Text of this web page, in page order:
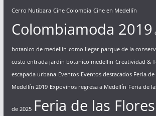
Cerro Nutibara Cine Colombia Cine en Medellín
Colombiamoda 2019
botanico de medellin como llegar parque de la
costo entrada jardin botanico medellin Creatividad &
escapada urbana Eventos Eventos destacados Feria de
Medellín 2019 Expovinos regresa a Medellín Feria de
de 2025 Feria de las